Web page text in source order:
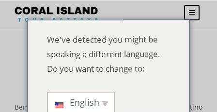
Bem-vindo aoIlha de Coral Pattaya
, seu principal destino
We've detected you might be
speaking a different language.
Do you want to change to:
English